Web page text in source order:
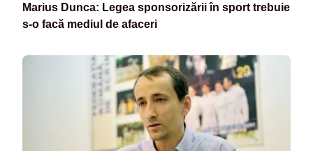
Marius Dunca: Legea sponsorizării în sport trebuie
s-o facă mediul de afaceri